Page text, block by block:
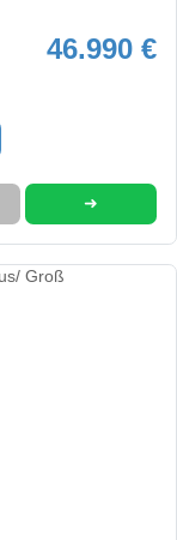
46.990 €
➜